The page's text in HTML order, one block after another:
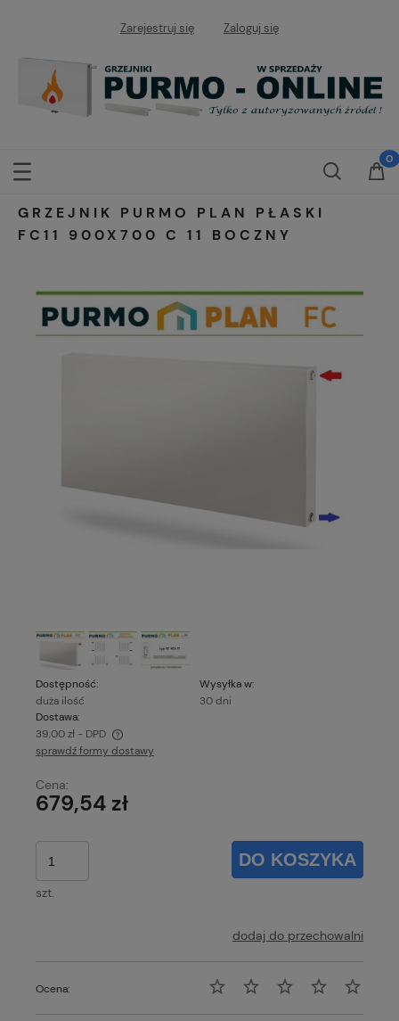
Zarejestruj się Zaloguj się
GRZEJNIK PURMO PLAN PŁASKI
FC11 900X700 C 11 BOCZNY
Dostępność:
duża ilość
Wysyłka w:
30 dni
Dostawa:
39,00 zł - DPD
Cena nie zawiera ewentualnych kosztów płatności
sprawdź formy dostawy
Cena:
679,54 zł
szt.
DO KOSZYKA
dodaj do przechowalni
Ocena: